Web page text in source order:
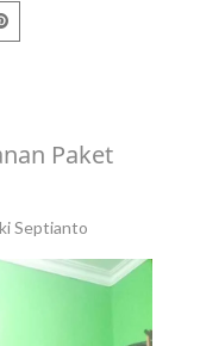
Paket
Septianto